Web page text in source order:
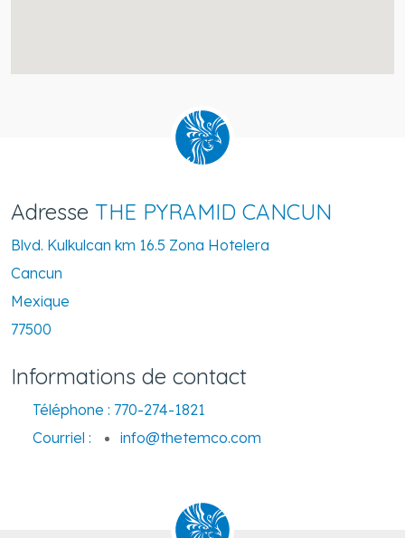
Adresse THE PYRAMID CANCUN
Blvd. Kulkulcan km 16.5 Zona Hotelera
Cancun
Mexique
77500
Informations de contact
Téléphone : 770-274-1821
Courriel :
info@thetemco.com